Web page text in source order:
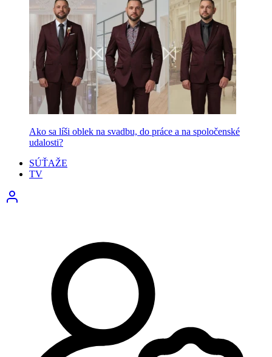
Ako sa líši oblek na svadbu, do práce a na spoločenské
udalosti?
SÚŤAŽE
TV